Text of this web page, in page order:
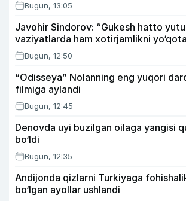
Bugun, 13:05
Javohir Sindorov: “Gukesh hatto
vaziyatlarda ham xotirjamlikni
Bugun, 12:50
“Odisseya” Nolanning eng yuqori
filmiga aylandi
Bugun, 12:45
Denovda uyi buzilgan oilaga yangisi
bo‘ldi
Bugun, 12:35
Andijonda qizlarni Turkiyaga
bo‘lgan ayollar ushlandi